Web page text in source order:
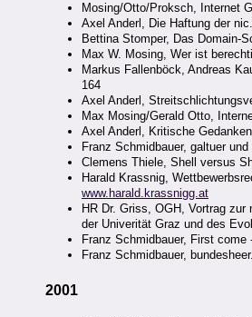
Mosing/Otto/Proksch, Internet
Axel Anderl, Die Haftung der
Bettina Stomper, Das Domain-
Max W. Mosing, Wer ist
Markus Fallenböck, Andreas
164
Axel Anderl,
Max Mosing/Gerald Otto,
Axel Anderl, Kritische
Franz Schmidbauer, galtuer
Clemens Thiele, Shell versus
Harald Krassnig,
www.harald.krassnigg.at
HR Dr. Griss, OGH, Vortrag
der Univerität Graz und des
Franz Schmidbauer, First
Franz Schmidbauer,
2001